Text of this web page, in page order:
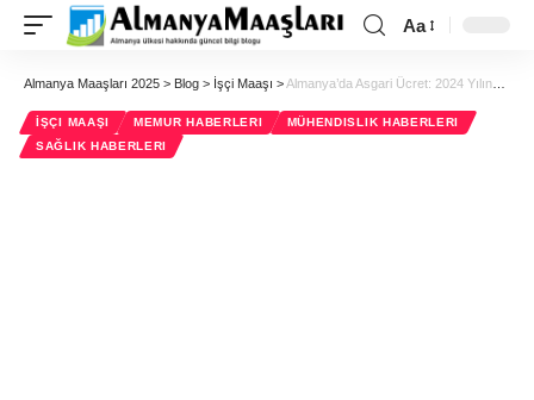
Aa
Almanya Maaşları 2025 > Blog > İşçi Maaşı >Almanya’da Asgari Ücret: 2024 Yılında Ne Kadar Artış Gösterdi?
İŞÇI MAAŞI MEMUR HABERLERI
MÜHENDISLIK HABERLERI
SAĞLIK HABERLERI